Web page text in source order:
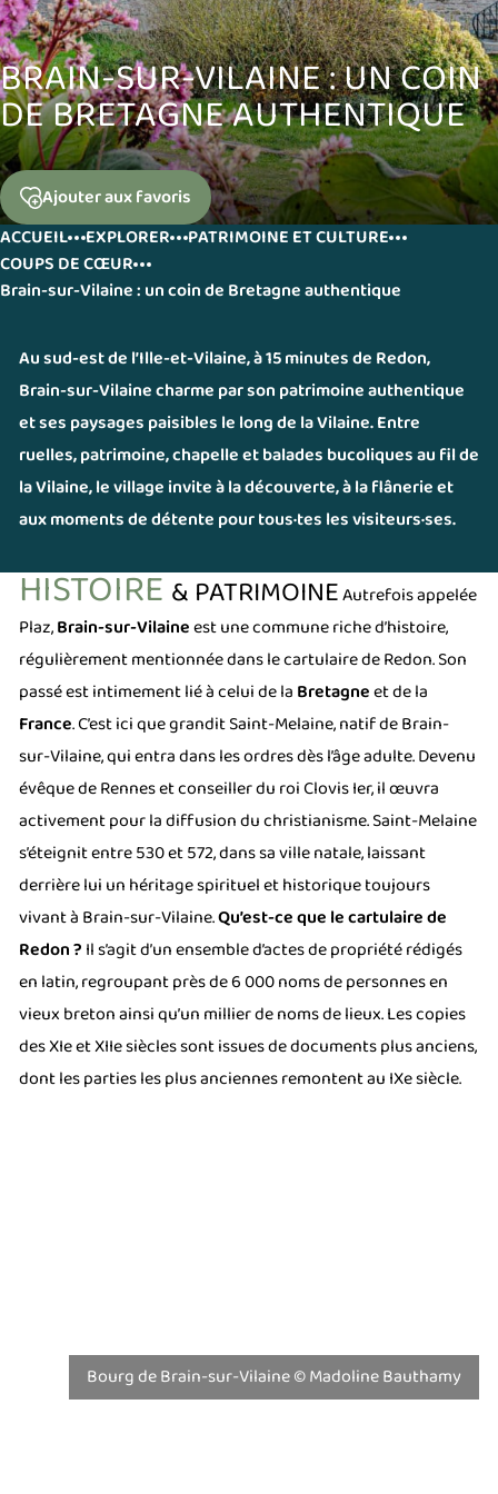
BRAIN-SUR-VILAINE : UN COIN
DE BRETAGNE AUTHENTIQUE
Ajouteraux favoris
ACCUEIL EXPLORER
PATRIMOINE ET CULTURE
COUPS DE CŒUR
Brain-sur-Vilaine : un coin de Bretagne authentique
Au sud-est de l’Ille-et-Vilaine, à 15 minutes de Redon,
Brain-sur-Vilaine charme par son patrimoine authentique
et ses paysages paisibles le long de la Vilaine. Entre
ruelles, patrimoine, chapelle et balades bucoliques au fil de
la Vilaine, le village invite à la découverte, à la flânerie et
aux moments de détente pour tous·tes les visiteurs·ses.
HISTOIRE& PATRIMOINEAutrefois appelée
Plaz,Brain-sur-Vilaineest une commune riche d’histoire,
régulièrement mentionnée dans le cartulaire de Redon. Son
passé est intimement lié à celui de laBretagneet de la
France. C’est ici que grandit Saint-Melaine, natif de Brain-
sur-Vilaine, qui entra dans les ordres dès l’âge adulte. Devenu
évêque de Rennes et conseiller du roi Clovis Ier, il œuvra
activement pour la diffusion du christianisme. Saint-Melaine
s’éteignit entre 530 et 572, dans sa ville natale, laissant
derrière lui un héritage spirituel et historique toujours
vivant à Brain-sur-Vilaine.Qu’est-ce que le cartulaire de
Redon ?Il s’agit d’un ensemble d’actes de propriété rédigés
en latin, regroupant près de 6 000 noms de personnes en
vieux breton ainsi qu’un millier de noms de lieux. Les copies
des XIe et XIIe siècles sont issues de documents plus anciens,
dont les parties les plus anciennes remontent au IXe siècle.
Bourg de Brain-sur-Vilaine © Madoline Bauthamy